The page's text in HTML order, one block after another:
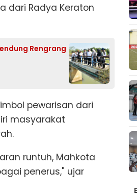
dari Radya Keraton
Rengrang
pewarisan dari
masyarakat
runtuh, Mahkota
penerus," ujar